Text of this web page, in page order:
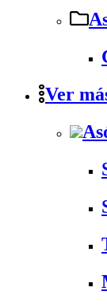
Ver